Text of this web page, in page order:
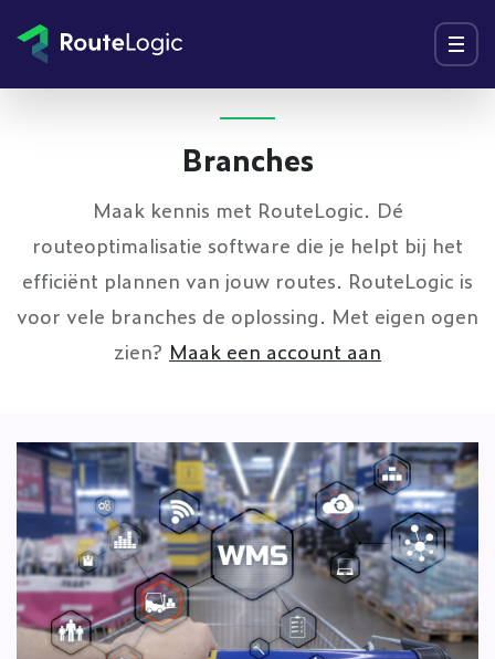
Menu
Branches
Maak kennis met RouteLogic. Dé
routeoptimalisatie software die je helpt bij het
efficiënt plannen van jouw routes. RouteLogic is
voor vele branches de oplossing. Met eigen ogen
zien? Maak een account aan